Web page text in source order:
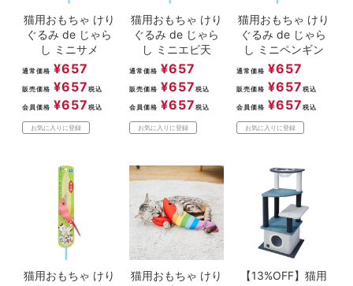
猫用おもちゃ けり
ぐるみ de じゃら
し ミニサメ
通常価格 ¥657
販売価格 ¥657 税込
会員価格 ¥657 税込
お気に入りに登録
猫用おもちゃ けり
ぐるみ de じゃら
し ミニエビ天
通常価格 ¥657
販売価格 ¥657 税込
会員価格 ¥657 税込
お気に入りに登録
猫用おもちゃ けり
ぐるみ de じゃら
し ミニペンギン
通常価格 ¥657
販売価格 ¥657 税込
会員価格 ¥657 税込
お気に入りに登録
猫用おもちゃ けり
猫用おもちゃ けり
【13%OFF】猫用